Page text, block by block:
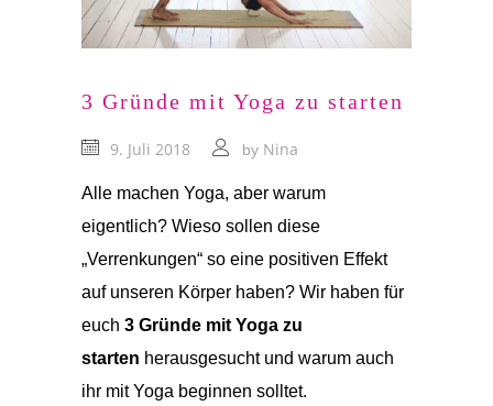
3 Gründe mit Yoga zu starten
9. Juli 2018 by Nina
Alle machen Yoga, aber warum
eigentlich? Wieso sollen diese
„Verrenkungen“ so eine positiven Effekt
auf unseren Körper haben? Wir haben für
euch 3 Gründe mit Yoga zu
starten herausgesucht und warum auch
ihr mit Yoga beginnen solltet.